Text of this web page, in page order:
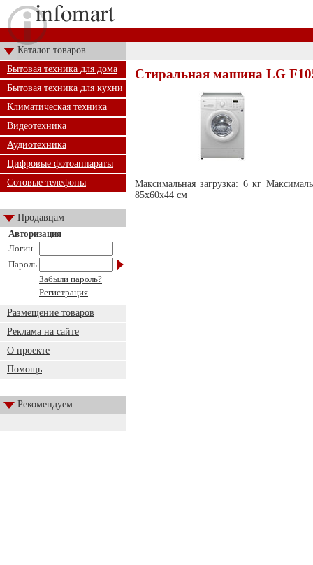
Каталог товаров
Бытовая техника для дома
Бытовая техника для кухни
Климатическая техника
Видеотехника
Аудиотехника
Цифровые фотоаппараты
Сотовые телефоны
Продавцам
Авторизация
Логин
Пароль
Забыли пароль?
Регистрация
Размещение товаров
Реклама на сайте
О проекте
Помощь
Рекомендуем
Стиральная машина LG
Максимальная загрузка: 6 кг
85x60x44 см